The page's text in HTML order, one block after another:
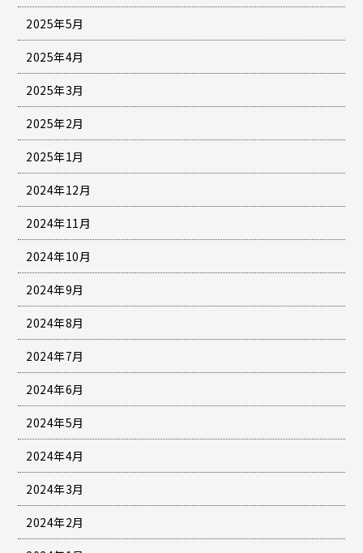
2025年5月
2025年4月
2025年3月
2025年2月
2025年1月
2024年12月
2024年11月
2024年10月
2024年9月
2024年8月
2024年7月
2024年6月
2024年5月
2024年4月
2024年3月
2024年2月